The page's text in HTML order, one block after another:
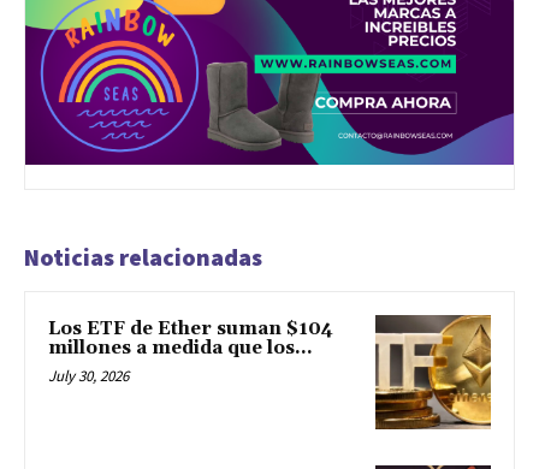
Noticias relacionadas
Los ETF de Ether suman $104
millones a medida que los...
July 30, 2026